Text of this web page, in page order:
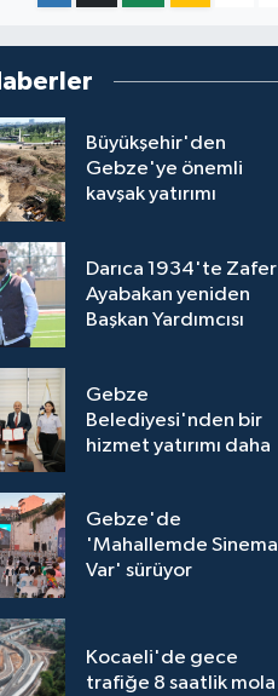
Büyükşehir'den
Gebze'ye önemli
kavşak yatırımı
Darıca 1934'te Zafer
Ayabakan yeniden
Başkan Yardımcısı
Gebze
Belediyesi'nden bir
hizmet yatırımı daha
Gebze'de
'Mahallemde Sinema
Var' sürüyor
Kocaeli'de gece
trafiğe 8 saatlik mola